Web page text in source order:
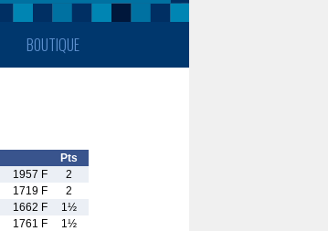
BOUTIQUE
Pts
1957 F
2
1719 F
2
1662 F
1½
1761 F
1½